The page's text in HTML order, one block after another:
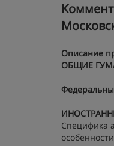
Описание
ОБЩИЕ
Специфика